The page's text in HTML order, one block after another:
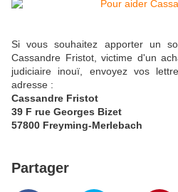
Si vous souhaitez apporter un
Cassandre Fristot, victime d'un
judiciaire inouï, envoyez vos
adresse :
Cassandre Fristot
39 F rue Georges Bizet
57800 Freyming-Merlebach
Partager